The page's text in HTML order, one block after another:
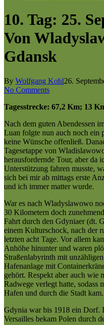
10. Tag: 25.
Von
Gdansk
By Wolfgang Kohl26.
No Comments
Tagesstrecke: 67,2 Km; 13
Nach dem guten Abendessen
Luan folgte nun auch noch ein
keine Wünsche offenließ.
Tagesetappe von
herausfordernde Tour, aber da
Unterstützung fahren musste,
sich bei mir ab mittags erste
und ich immer matter wurde.
War es nach Wladyslawowo
30 Kilometern doch
Fahrt durch den Gdyniaer (dt.
einem Kulturschock, nach der
letzten acht Tage. Vor allem
Anhöhe hinunter und waren
Straßenlabyrinth mit
Hafenanlage mit
gehört. Respekt aber auch wie
Radwege verlegt hatte, sodass
Hafen und durch die Stadt kam.
Gdynia war bis 1918 ein Dorf.
Versailles bekam Polen durch